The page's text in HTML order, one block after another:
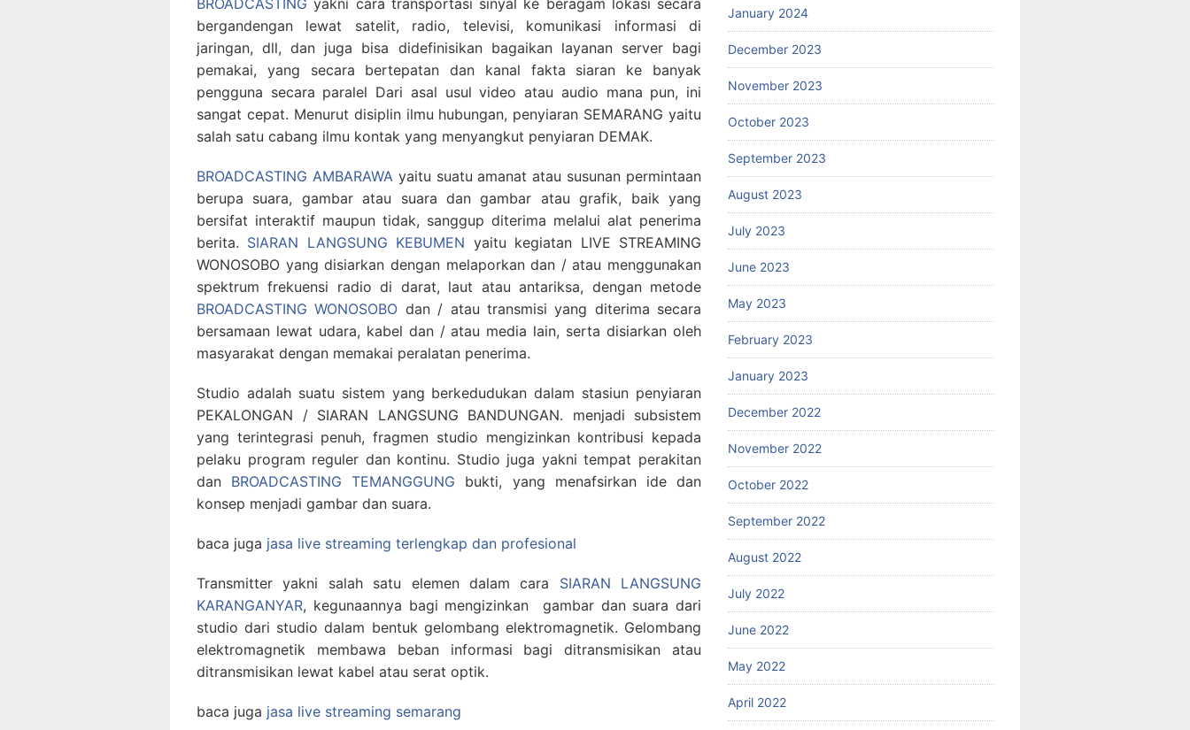
BROADCASTING yakni cara transportasi sinyal ke beragam lokasi secara
bergandengan lewat satelit, radio, televisi, komunikasi informasi di
jaringan, dll, dan juga bisa didefinisikan bagaikan layanan server bagi
pemakai, yang secara bertepatan dan kanal fakta siaran ke banyak
pengguna secara paralel Dari asal usul video atau audio mana pun, ini
sangat cepat. Menurut disiplin ilmu hubungan, penyiaran SEMARANG yaitu
salah satu cabang ilmu kontak yang menyangkut penyiaran DEMAK.
BROADCASTING AMBARAWAyaitu suatu amanat atau susunan permintaan
berupa suara, gambar atau suara dan gambar atau grafik, baik yang
bersifat interaktif maupun tidak, sanggup diterima melalui alat penerima
berita. SIARAN LANGSUNG KEBUMEN yaitu kegiatan LIVE STREAMING
WONOSOBO yang disiarkan dengan melaporkan dan / atau menggunakan
spektrum frekuensi radio di darat, laut atau antariksa, dengan metode
BROADCASTING WONOSOBO dan / atau transmisi yang diterima secara
bersamaan lewat udara, kabel dan / atau media lain, serta disiarkan oleh
masyarakat dengan memakai peralatan penerima.
Studio adalah suatu sistem yang berkedudukan dalam stasiun penyiaran
PEKALONGAN / SIARAN LANGSUNG BANDUNGAN. menjadi subsistem
yang terintegrasi penuh, fragmen studio mengizinkan kontribusi kepada
pelaku program reguler dan kontinu. Studio juga yakni tempat perakitan
dan BROADCASTING TEMANGGUNG bukti, yang menafsirkan ide dan
konsep menjadi gambar dan suara.
baca juga jasa live streaming terlengkap dan profesional
Transmitter yakni salah satu elemen dalam cara SIARAN LANGSUNG
KARANGANYAR, kegunaannya bagi mengizinkan gambar dan suara dari
studio dari studio dalam bentuk gelombang elektromagnetik. Gelombang
elektromagnetik membawa beban informasi bagi ditransmisikan atau
ditransmisikan lewat kabel atau serat optik.
baca juga jasa live streaming semarang
January 2024
December 2023
November 2023
October 2023
September 2023
August 2023
July 2023
June 2023
May 2023
February 2023
January 2023
December 2022
November 2022
October 2022
September 2022
August 2022
July 2022
June 2022
May 2022
April 2022